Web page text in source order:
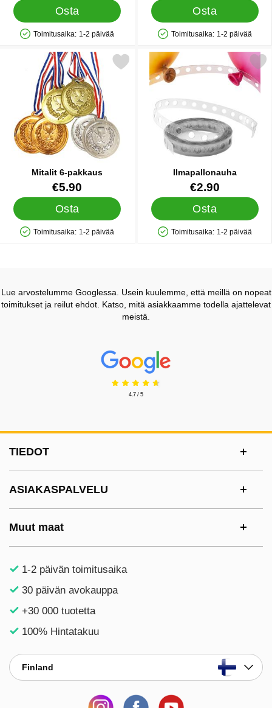
Osta
Saatavuus: Varastossa
Toimitusaika: 1-2 päivää
Osta
Saatavuus: Varastossa
Toimitusaika: 1-2 päivää
Mitalit 6-pakkaus
Tuote.nro 18759
€5.90
Osta
Saatavuus: Varastossa
Toimitusaika: 1-2 päivää
Merkitse mitalit 6-pakkaus suosikiksi
Ilmapallonauha
Tuote.nro 21211
€2.90
Osta
Saatavuus: Varastossa
Toimitusaika: 1-2 päivää
Merkitse
Lue arvostelumme Googlessa. Usein kuulemme, että meillä on nopeat
toimitukset ja reilut ehdot. Katso, mitä asiakkaamme todella ajattelevat
meistä.
Prisjakt Arvostelu: 4.7 Tähdet
4.7 / 5
TIEDOT
ASIAKASPALVELU
Muut maat
1-2 päivän toimitusaika
30 päivän avokauppa
+30 000 tuotetta
100% Hintatakuu
Finland